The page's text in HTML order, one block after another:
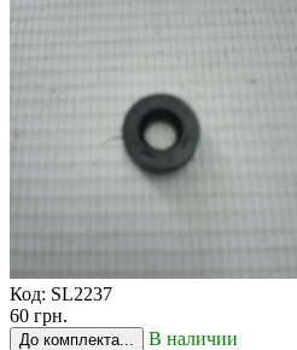
Код: SL2237
60 грн.
До комплекта... В наличии